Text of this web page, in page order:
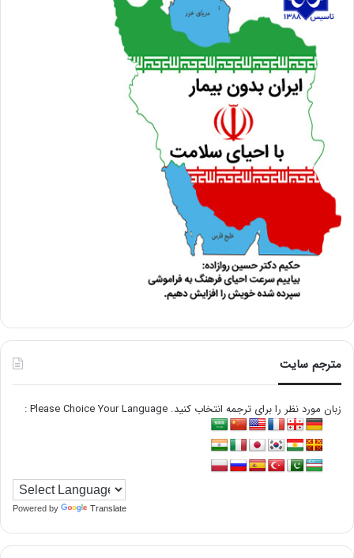
مترجم سایت
زبان مورد نظر را برای ترجمه انتخاب کنید. Please Choice Your Language :
Powered by Translate